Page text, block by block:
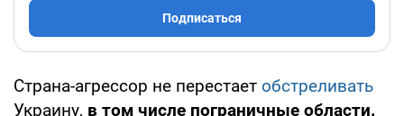
Подписаться
Страна-агрессор не перестает обстреливать
Украину, в том числе пограничные области.